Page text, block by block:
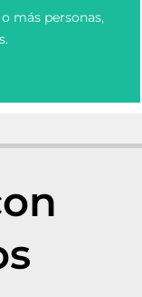
más personas,